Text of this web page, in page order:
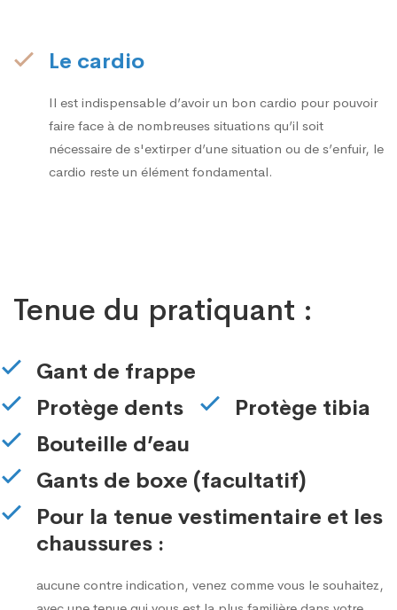
Le cardio
Il est indispensable d’avoir un bon cardio pour pouvoir
faire face à de nombreuses situations qu’il soit
nécessaire de s'extirper d’une situation ou de s’enfuir, le
cardio reste un élément fondamental.
Tenue du pratiquant :
Gant de frappe
Protège dents
Protège tibia
Bouteille d’eau
Gants de boxe (facultatif)
Pour la tenue vestimentaire et les
chaussures :
aucune contre indication, venez comme vous le souhaitez,